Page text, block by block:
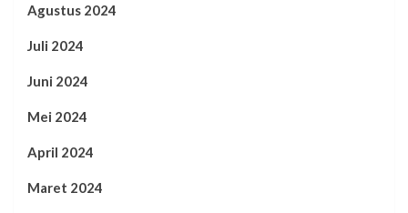
Agustus 2024
Juli 2024
Juni 2024
Mei 2024
April 2024
Maret 2024